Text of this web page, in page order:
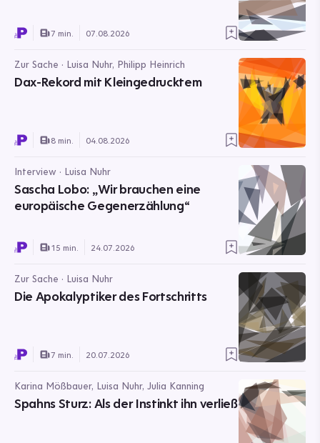
7 min. 07.08.2026
Zur Sache · Luisa Nuhr, Philipp Heinrich
Dax-Rekord mit Kleingedrucktem
8 min. 04.08.2026
Interview · Luisa Nuhr
Sascha Lobo: „Wir brauchen eine
europäische Gegenerzählung“
15 min. 24.07.2026
Zur Sache · Luisa Nuhr
Die Apokalyptiker des Fortschritts
7 min. 20.07.2026
Karina Mößbauer, Luisa Nuhr, Julia Kanning
Spahns Sturz: Als der Instinkt ihn verließ